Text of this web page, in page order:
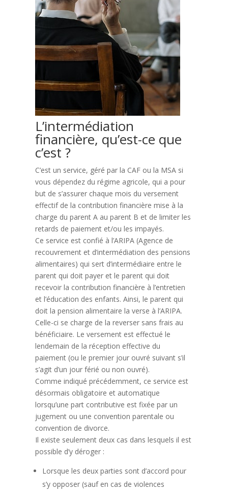
L’intermédiation
financière, qu’est-ce que
c’est ?
C’est un service, géré par la CAF ou la MSA si
vous dépendez du régime agricole, qui a pour
but de s’assurer chaque mois du versement
effectif de la contribution financière mise à la
charge du parent A au parent B et de limiter les
retards de paiement et/ou les impayés.
Ce service est confié à l’ARIPA (Agence de
recouvrement et d’intermédiation des pensions
alimentaires) qui sert d’intermédiaire entre le
parent qui doit payer et le parent qui doit
recevoir la contribution financière à l’entretien
et l’éducation des enfants. Ainsi, le parent qui
doit la pension alimentaire la verse à l’ARIPA.
Celle-ci se charge de la reverser sans frais au
bénéficiaire. Le versement est effectué le
lendemain de la réception effective du
paiement (ou le premier jour ouvré suivant s’il
s’agit d’un jour férié ou non ouvré).
Comme indiqué précédemment, ce service est
désormais obligatoire et automatique
lorsqu’une part contributive est fixée par un
jugement ou une convention parentale ou
convention de divorce.
Il existe seulement deux cas dans lesquels il est
possible d’y déroger :
Lorsque les deux parties sont d’accord pour
s’y opposer (sauf en cas de violences